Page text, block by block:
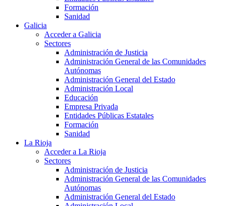
Formación
Sanidad
Galicia
Acceder a Galicia
Sectores
Administración de Justicia
Administración General de las Comunidades
Autónomas
Administración General del Estado
Administración Local
Educación
Empresa Privada
Entidades Públicas Estatales
Formación
Sanidad
La Rioja
Acceder a La Rioja
Sectores
Administración de Justicia
Administración General de las Comunidades
Autónomas
Administración General del Estado